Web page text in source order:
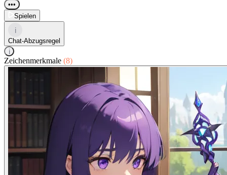
•••
Spielen
i
Chat-Abzugsregel
i
Zeichenmerkmale (8)